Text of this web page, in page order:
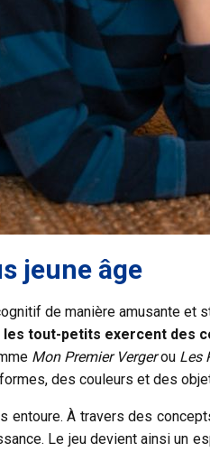
jeune âge
de manière amusante et
tout-petits exercent des
Mon Premier Vergerou Les
des couleurs et des
entoure. À travers des
Le jeu devient ainsi un